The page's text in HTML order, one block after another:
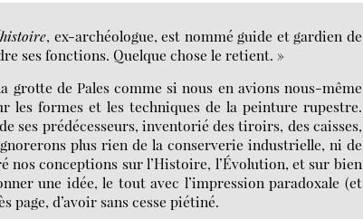
, ex-archéologue, est nommé guide et gardien de
ses fonctions. Quelque chose le retient. »
de Pales comme si nous en avions nous-même
les formes et les techniques de la peinture rupestre.
ses prédécesseurs, inventorié des tiroirs, des caisses,
plus rien de la conserverie industrielle, ni de
nos conceptions sur l’Histoire, l’Évolution, et sur bien
une idée, le tout avec l’impression paradoxale (et
page, d’avoir sans cesse piétiné.